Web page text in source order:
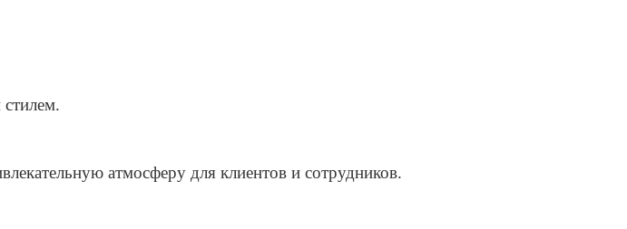
атмосферу для клиентов и сотрудников.